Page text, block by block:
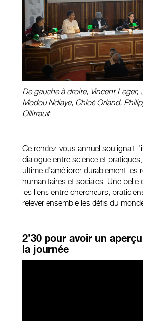
De gauche à droite, Vincent Leger,
Modou Ndiaye, Chloé Orland,
Ollitrault
Ce rendez-vous annuel soulignait
dialogue entre science et
ultime d’améliorer durablement les
humanitaires et sociales. Une belle
les liens entre chercheurs,
relever ensemble les défis du
2’30 pour avoir un
la journée